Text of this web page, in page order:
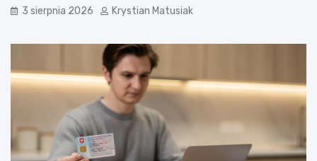
3 sierpnia 2026 Krystian Matusiak